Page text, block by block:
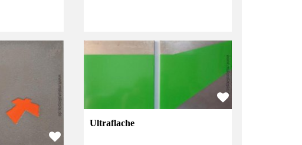
Ultraflache